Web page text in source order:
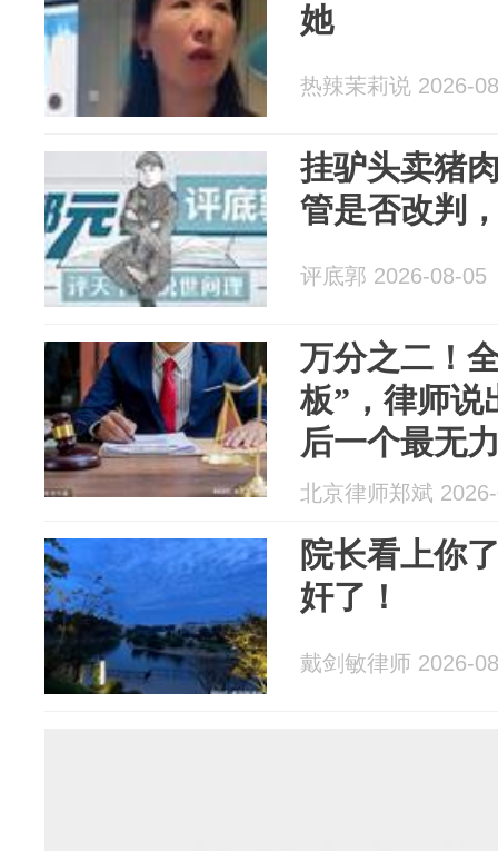
她
热辣茉莉说 2026-
挂驴头卖猪
管是否改判
评底郭 2026-08-05
万分之二！
板”，律师说
后一个最无
北京律师郑斌
院长看上你
奸了！
戴剑敏律师 2026-